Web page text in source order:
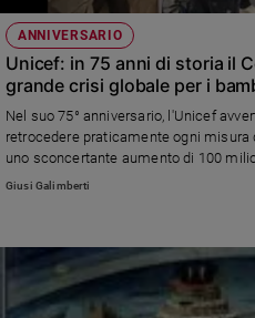
ANNIVERSARIO
Unicef: in 75 anni di storia il
grande crisi globale per i
Nel suo 75° anniversario, l'Unicef
retrocedere praticamente ogni misura
uno sconcertante aumento di 100
povertà, circa 1,8 bambini ogni
Giusi Galimberti